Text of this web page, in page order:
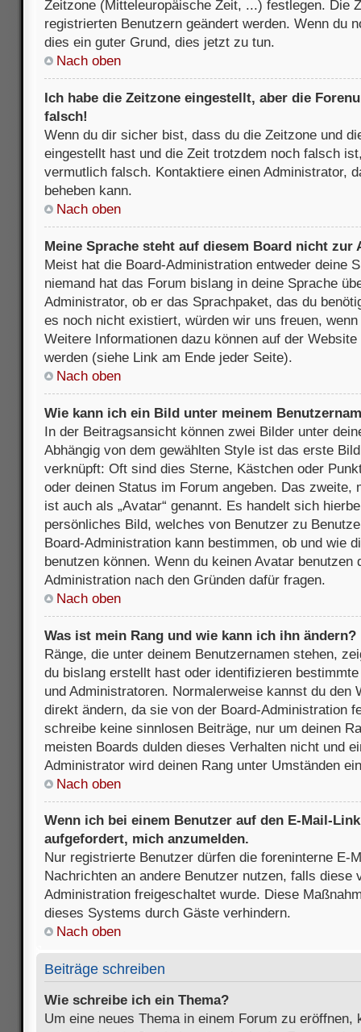
Zeitzone (Mitteleuropäische Zeit, ...) festlegen. Die
registrierten Benutzern geändert werden. Wenn du
dies ein guter Grund, dies jetzt zu tun.
Nach oben
Ich habe die Zeitzone eingestellt, aber die
falsch!
Wenn du dir sicher bist, dass du die Zeitzone und
eingestellt hast und die Zeit trotzdem noch falsch
vermutlich falsch. Kontaktiere einen Administrator,
beheben kann.
Nach oben
Meine Sprache steht auf diesem Board nicht zur
Meist hat die Board-Administration entweder deine
niemand hat das Forum bislang in deine Sprache
Administrator, ob er das Sprachpaket, das du
es noch nicht existiert, würden wir uns freuen,
Weitere Informationen dazu können auf der
werden (siehe Link am Ende jeder Seite).
Nach oben
Wie kann ich ein Bild unter meinem
In der Beitragsansicht können zwei Bilder unter
Abhängig von dem gewählten Style ist das erste
verknüpft: Oft sind dies Sterne, Kästchen oder
oder deinen Status im Forum angeben. Das zweite,
ist auch als „Avatar“ genannt. Es handelt sich
persönliches Bild, welches von Benutzer zu
Board-Administration kann bestimmen, ob und wie
benutzen können. Wenn du keinen Avatar
Administration nach den Gründen dafür fragen.
Nach oben
Was ist mein Rang und wie kann ich ihn ändern?
Ränge, die unter deinem Benutzernamen stehen,
du bislang erstellt hast oder identifizieren
und Administratoren. Normalerweise kannst du den
direkt ändern, da sie von der Board-Administration
schreibe keine sinnlosen Beiträge, nur um deinen
meisten Boards dulden dieses Verhalten nicht und
Administrator wird deinen Rang unter Umständen
Nach oben
Wenn ich bei einem Benutzer auf den E-Mail-
aufgefordert, mich anzumelden.
Nur registrierte Benutzer dürfen die foreninterne E-
Nachrichten an andere Benutzer nutzen, falls diese
Administration freigeschaltet wurde. Diese
dieses Systems durch Gäste verhindern.
Nach oben
Beiträge schreiben
Wie schreibe ich ein Thema?
Um eine neues Thema in einem Forum zu eröffnen,